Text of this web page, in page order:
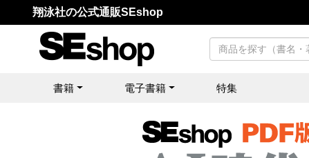
翔泳社の公式通販SEshop
書籍 電子書籍 特集